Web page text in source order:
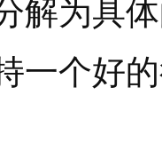
些方面
保持着